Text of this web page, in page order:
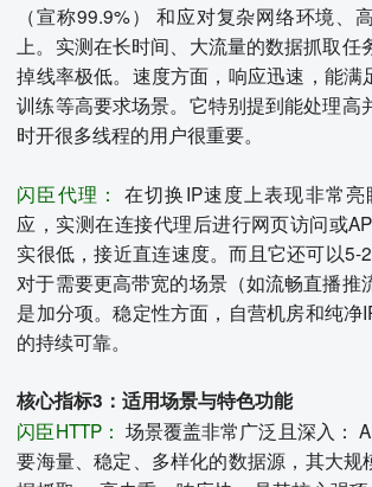
（宣称99.9%） 和应对复杂网络环境、
上。实测在长时间、大流量的数据抓取任
掉线率极低。速度方面，响应迅速，能满
训练等高要求场景。它特别提到能处理高
时开很多线程的用户很重要。
闪臣代理： 在切换IP速度上表现非常亮
应，实测在连接代理后进行网页访问或
实很低，接近直连速度。而且它还可以5-
对于需要更高带宽的场景（如流畅直播推
是加分项。稳定性方面，自营机房和纯净
的持续可靠。
核心指标3：适用场景与特色功能
闪臣HTTP： 场景覆盖非常广泛且深入：
要海量、稳定、多样化的数据源，其大规